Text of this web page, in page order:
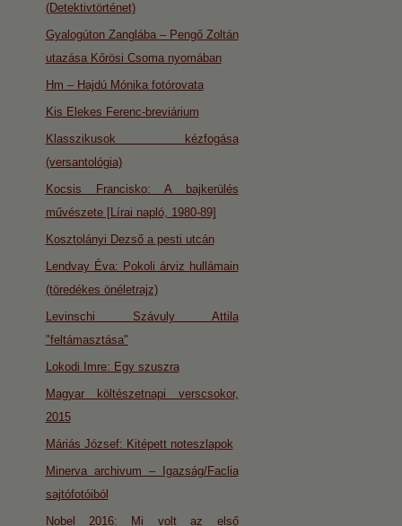
(Detektivtörténet)
Gyalogúton Zanglába – Pengő Zoltán
utazása Kőrösi Csoma nyomában
Hm – Hajdú Mónika fotórovata
Kis Elekes Ferenc-breviárium
Klasszikusok kézfogása
(versantológia)
Kocsis Francisko: A bajkerülés
művészete [Lírai napló, 1980-89]
Kosztolányi Dezső a pesti utcán
Lendvay Éva: Pokoli árviz hullámain
(töredékes önéletrajz)
Levinschi Szávuly Attila
"feltámasztása"
Lokodi Imre: Egy szuszra
Magyar költészetnapi verscsokor,
2015
Máriás József: Kitépett noteszlapok
Minerva archivum – Igazság/Faclia
sajtófotóiból
Nobel 2016: Mi volt az első